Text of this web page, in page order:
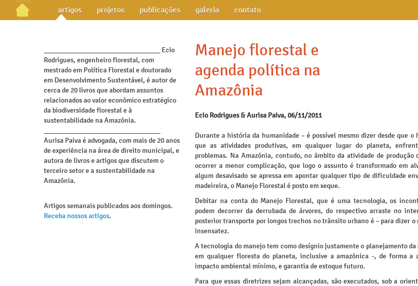
artigos projetos publicações galeria contato
_________________________________ Ecio
Rodrigues, engenheiro florestal, com
mestrado em Política Florestal e doutorado
em Desenvolvimento Sustentável, é autor de
cerca de 20 livros que abordam assuntos
relacionados ao valor econômico estratégico
da biodiversidade florestal e à
sustentabilidade na Amazônia.
Aurisa Paiva é advogada, com mais de 20 anos
de experiência na área de direito municipal, e
autora de livros e artigos que discutem o
terceiro setor e a sustentabilidade na
Amazônia.
Artigos semanais publicados aos domingos.
Receba nossos artigos.
Manejo florestal e
agenda política na
Amazônia
Ecio Rodrigues & Aurisa Paiva, 06/11/2011
Durante a história da humanidade – é possível mesmo dizer desde que o
que as atividades produtivas, em qualquer lugar do planeta,
problemas. Na Amazônia, contudo, no âmbito da atividade de produção
ocorrer a menor complicação, que logo o assunto é transformado em
algum desavisado se apressa em apontar qualquer tipo de dificuldade
madeireira, o Manejo Florestal é posto em xeque.
Debitar na conta do Manejo Florestal, que é uma tecnologia, os
podem decorrer da derrubada de árvores, do respectivo arraste no
posterior transporte por longos trechos no trânsito urbano é – para dizer
insensatez.
A tecnologia do manejo tem como desígnio justamente o planejamento
em qualquer floresta do planeta, inclusive a amazônica -, de forma a
impacto ambiental mínimo, e garantia de estoque futuro.
Para que essas diretrizes sejam alcançadas, são executados, sob a